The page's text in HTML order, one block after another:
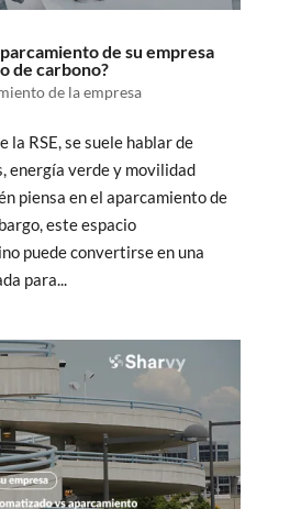
de su empresa
de carbono?
de la empresa
la RSE, se suele hablar de
energía verde y movilidad
piensa en el aparcamiento de
este espacio
puede convertirse en una
para...